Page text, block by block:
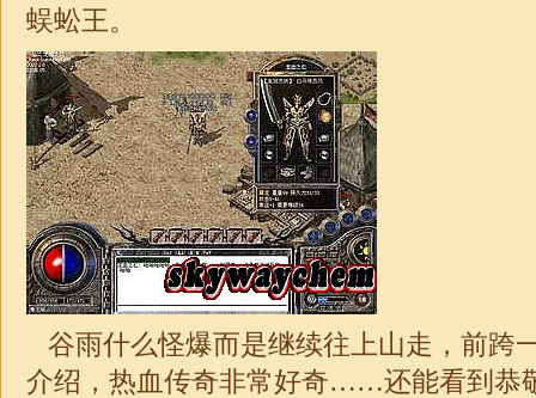
蜈蚣王。
谷雨什么怪爆而是继续往上山走，前跨
介绍，热血传奇非常好奇……还能看到恭